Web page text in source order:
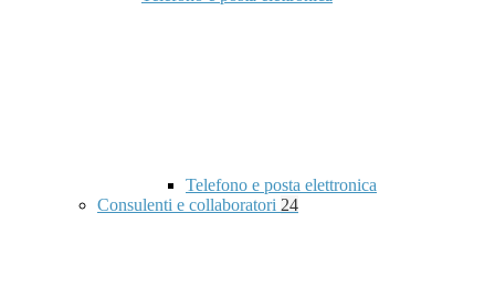
Telefono e posta elettronica
Consulenti e collaboratori 24